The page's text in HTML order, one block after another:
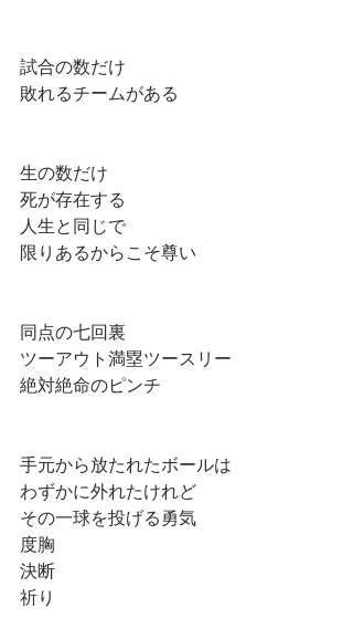
試合の数だけ
敗れるチームがある
生の数だけ
死が存在する
人生と同じで
限りあるからこそ尊い
同点の七回裏
ツーアウト満塁ツースリー
絶対絶命のピンチ
手元から放たれたボールは
わずかに外れたけれど
その一球を投げる勇気
度胸
決断
祈り